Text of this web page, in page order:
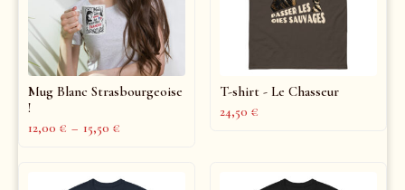
Mug Blanc Strasbourgeoise
!
12,00 € – 15,50 €
T-shirt - Le Chasseur
24,50 €